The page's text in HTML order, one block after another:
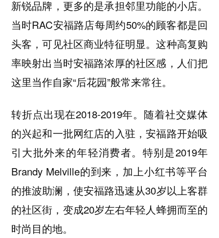
新锐品牌，更多的是承担邻里功能的小店。
当时RAC安福路店每周约50%的顾客都是回
头客，可见社区商业特征明显。这种高复购
率映射出当时安福路浓厚的社区感，人们把
这里当作自家“后花园”般常来常往。
转折点出现在2018-2019年。随着社交媒体
的兴起和一批网红店的入驻，安福路开始吸
引大批外来的年轻消费者。特别是2019年
Brandy Melville的到来，加上小红书等平台
的推波助澜，使安福路迅速从30岁以上客群
的社区街，变成20岁左右年轻人蜂拥而至的
时尚目的地。